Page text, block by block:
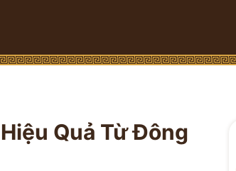
Quả Từ Đông